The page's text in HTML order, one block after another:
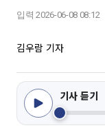
입력 2026-06-08 08:12
김우람 기자
기사 듣기